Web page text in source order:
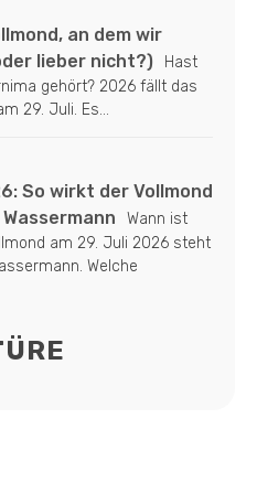
an dem wir
lieber nicht?)
Hast
gehört? 2026 fällt das
29. Juli. Es...
So wirkt der Vollmond
Wann ist
am 29. Juli 2026 steht
Welche